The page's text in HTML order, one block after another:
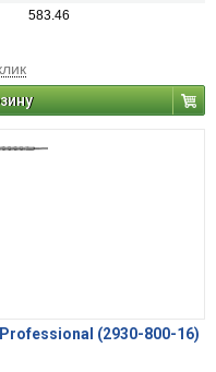
583.46
Professional (2930-800-16)